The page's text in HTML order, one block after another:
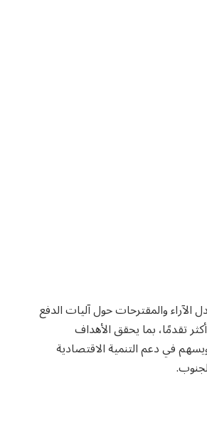
الآراء والمقترحات حول آليات الدفع
تقدمًا، بما يحقق الأهداف
في دعم التنمية الاقتصادية